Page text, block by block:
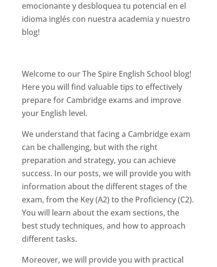
emocionante y desbloquea tu potencial en el
idioma inglés con nuestra academia y nuestro
blog!
Welcome to our The Spire English School blog!
Here you will find valuable tips to effectively
prepare for Cambridge exams and improve
your English level.
We understand that facing a Cambridge exam
can be challenging, but with the right
preparation and strategy, you can achieve
success. In our posts, we will provide you with
information about the different stages of the
exam, from the Key (A2) to the Proficiency (C2).
You will learn about the exam sections, the
best study techniques, and how to approach
different tasks.
Moreover, we will provide you with practical